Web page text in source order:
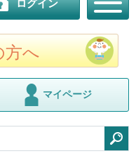
方へ
マイページ